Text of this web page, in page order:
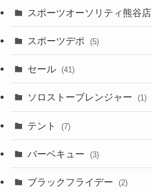
スポーツオーソリティ熊谷店
スポーツデポ (5)
セール (41)
ソロストーブレンジャー (1)
テント (7)
バーベキュー (3)
ブラックフライデー (2)